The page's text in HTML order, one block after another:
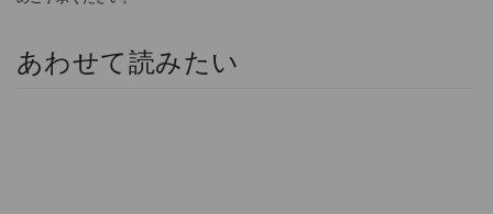
あわせて読みたい